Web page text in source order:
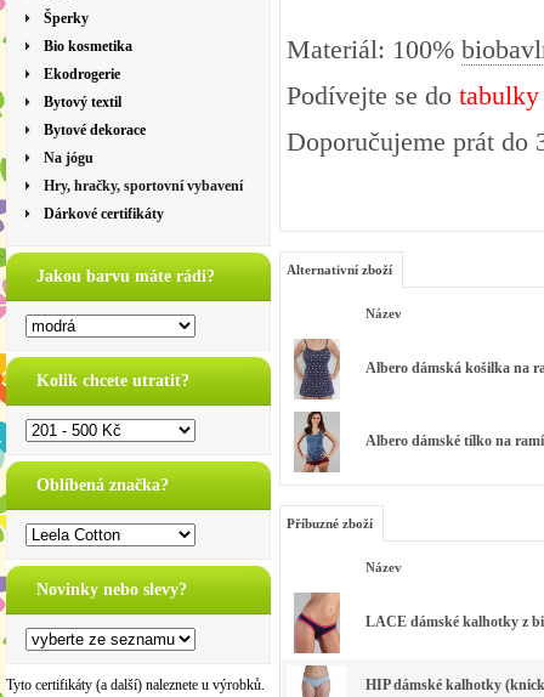
Šperky
Bio kosmetika
Ekodrogerie
Bytový textil
Bytové dekorace
Na jógu
Hry, hračky, sportovní vybavení
Dárkové certifikáty
Jakou barvu máte rádi?
Kolik chcete utratit?
Oblíbená značka?
Novinky nebo slevy?
Tyto certifikáty (a další) naleznete u výrobků.
Materiál: 100%
Podívejte se do
Doporučujeme prát do
Alternativní zboží
Název
Albero dámská košilka na
Albero dámské tílko na
Příbuzné zboží
Název
LACE dámské kalhotky z
HIP dámské kalhotky